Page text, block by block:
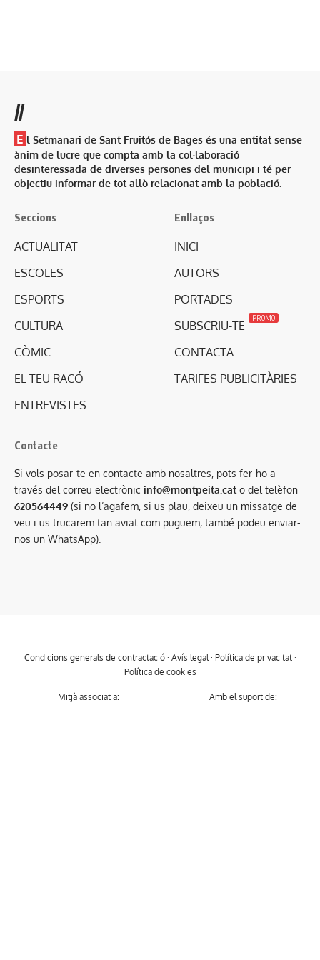
//
E l Setmanari de Sant Fruitós de Bages és una entitat sense
ànim de lucre que compta amb la col·laboració
desinteressada de diverses persones del municipi i té per
objectiu informar de tot allò relacionat amb la població.
Seccions
ACTUALITAT
ESCOLES
ESPORTS
CULTURA
CÒMIC
EL TEU RACÓ
ENTREVISTES
Enllaços
INICI
AUTORS
PORTADES
SUBSCRIU-TE
PROMO
CONTACTA
TARIFES PUBLICITÀRIES
Contacte
Si vols posar-te en contacte amb nosaltres, pots fer-ho a
través del correu electrònic info@montpeita.cat o del telèfon
620564449 (si no l’agafem, si us plau, deixeu un missatge de
veu i us trucarem tan aviat com puguem, també podeu enviar-
nos un WhatsApp).
Condicions generals de contractació· Avís legal · Política de privacitat·
Política de cookies
Mitjà associat a: Amb el suport de: